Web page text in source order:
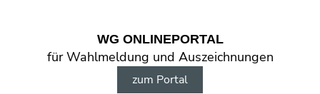
WG ONLINE­PORTAL
für Wahl­meldung und Aus­zeichnungen
zum Portal